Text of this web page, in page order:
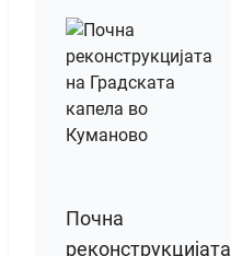
Почна
реконструкцијата